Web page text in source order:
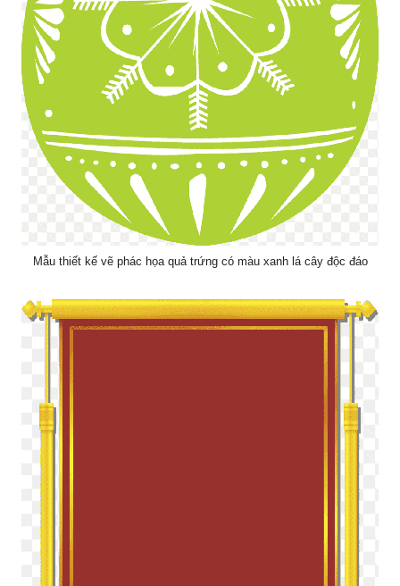
Mẫu thiết kế vẽ phác họa quả trứng có màu xanh lá cây độc đáo